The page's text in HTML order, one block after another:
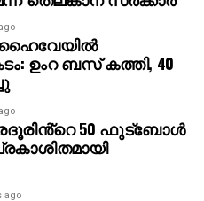
നല്‍കി.
ഒരിക്കലും സാമ്പത്തിക
ആവശ്യങ്ങളോ
ഓണ്‍ലൈനില്‍
ഗൂഗിള്‍
ഹൈവേയില്‍
ഉംറ ബസ് കത്തി, 40
50 ഫുട്ബോൾ
ago